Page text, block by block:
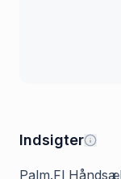
Indsigter
Palm.Fl